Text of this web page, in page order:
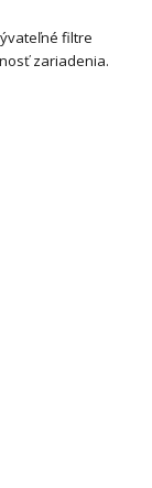
filtre
zariadenia.